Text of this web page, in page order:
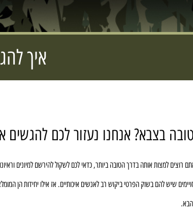
איך
בצבא? אנחנו נעזור לכם
למצות אותה בדרך הטובה ביותר, כדאי לכם לשקול להירשם למיונים
שיש להם בשוק הפרטי ביקוש רב לאנשים איכותיים. אז אילו יחידות הן